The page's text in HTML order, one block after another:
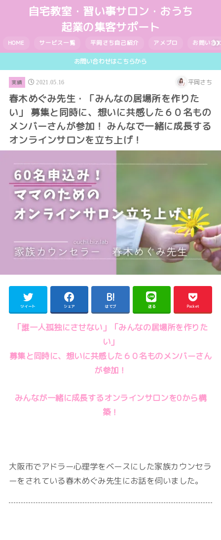
自宅教室・習い事サロン・おうち
起業の集客サポート
HOME サービス一覧 平岡さち自己紹介 アメブロ お問い合
お問い合わせはこちらから
実績 2021.05.16 平岡さち
春木めぐみ先生・「みんなの居場所を作りた
い」 募集と同時に、想いに共感した６０名もの
メンバーさんが参加！ みんなで一緒に成長する
オンラインサロンを立ち上げ！
ツイート シェア はてブ 送る Pocket
「誰一人孤独にさせない」「みんなの居場所を作りた
い」
募集と同時に、想いに共感した６０名ものメンバーさん
が参加！
みんなが一緒に成長するオンラインサロンを0から構
築！
大阪市でアドラー心理学をベースにした家族カウンセラ
ーをされている春木めぐみ先生にお話を伺いました。